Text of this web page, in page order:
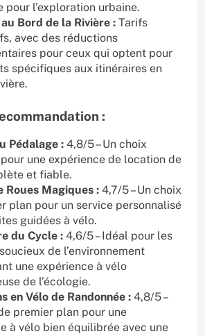
pour l’exploration urbaine.
Bord de la Rivière : Tarifs
avec des réductions
pour ceux qui optent pour
spécifiques aux itinéraires en
:
Pédalage : 4,8/5 – Un choix
une expérience de location de
et fiable.
Roues Magiques : 4,7/5 – Un choix
plan pour un service personnalisé
guidées à vélo.
du Cycle : 4,6/5 – Idéal pour les
de l’environnement
une expérience à vélo
de l’écologie.
en Vélo de Randonnée : 4,8/5 –
premier plan pour une
à vélo bien équilibrée avec une